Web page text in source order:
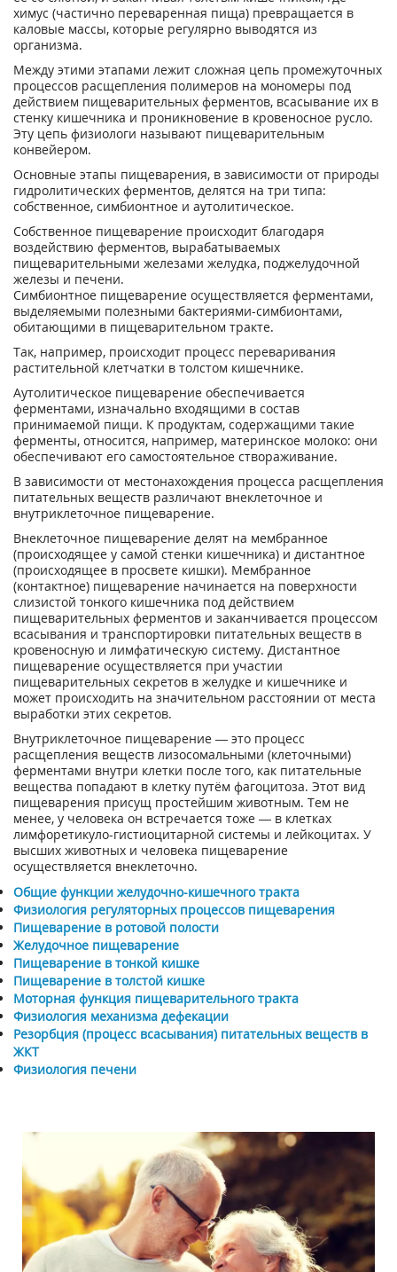
химус (частично переваренная пища) превращается в
каловые массы, которые регулярно выводятся из
организма.
Между этими этапами лежит сложная цепь промежуточных
процессов расщепления полимеров на мономеры под
действием пищеварительных ферментов, всасывание их в
стенку кишечника и проникновение в кровеносное русло.
Эту цепь физиологи называют пищеварительным
конвейером.
Основные этапы пищеварения, в зависимости от природы
гидролитических ферментов, делятся на три типа:
собственное, симбионтное и аутолитическое.
Собственное пищеварение происходит благодаря
воздействию ферментов, вырабатываемых
пищеварительными железами желудка, поджелудочной
железы и печени.
Симбионтное пищеварение осуществляется ферментами,
выделяемыми полезными бактериями-симбионтами,
обитающими в пищеварительном тракте.
Так, например, происходит процесс переваривания
растительной клетчатки в толстом кишечнике.
Аутолитическое пищеварение обеспечивается
ферментами, изначально входящими в состав
принимаемой пищи. К продуктам, содержащими такие
ферменты, относится, например, материнское молоко: они
обеспечивают его самостоятельное створаживание.
В зависимости от местонахождения процесса расщепления
питательных веществ различают внеклеточное и
внутриклеточное пищеварение.
Внеклеточное пищеварение делят на мембранное
(происходящее у самой стенки кишечника) и дистантное
(происходящее в просвете кишки). Мембранное
(контактное) пищеварение начинается на поверхности
слизистой тонкого кишечника под действием
пищеварительных ферментов и заканчивается процессом
всасывания и транспортировки питательных веществ в
кровеносную и лимфатическую систему. Дистантное
пищеварение осуществляется при участии
пищеварительных секретов в желудке и кишечнике и
может происходить на значительном расстоянии от места
выработки этих секретов.
Внутриклеточное пищеварение — это процесс
расщепления веществ лизосомальными (клеточными)
ферментами внутри клетки после того, как питательные
вещества попадают в клетку путём фагоцитоза. Этот вид
пищеварения присущ простейшим животным. Тем не
менее, у человека он встречается тоже — в клетках
лимфоретикуло-гистиоцитарной системы и лейкоцитах. У
высших животных и человека пищеварение
осуществляется внеклеточно.
Общие функции желудочно-кишечного тракта
Физиология регуляторных процессов пищеварения
Пищеварение в ротовой полости
Желудочное пищеварение
Пищеварение в тонкой кишке
Пищеварение в толстой кишке
Моторная функция пищеварительного тракта
Физиология механизма дефекации
Резорбция (процесс всасывания) питательных веществ в
ЖКТ
Физиология печени